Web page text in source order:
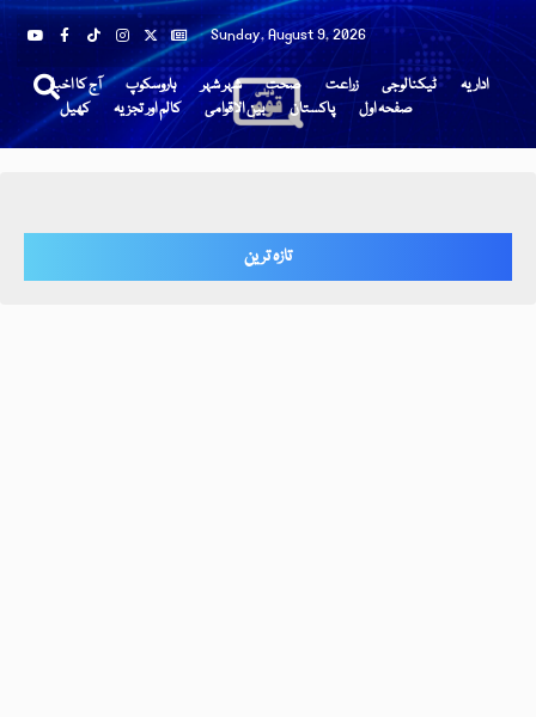
Sunday, August 9, 2026
آج کا اخبار ہاروسکوپ شہر شہر صحت زراعت ٹیکنالوجی
اداریہ
کھیل
کالم اور تجزیہ بین الاقوامی پاکستان صفحہ اول
تازہ ترین